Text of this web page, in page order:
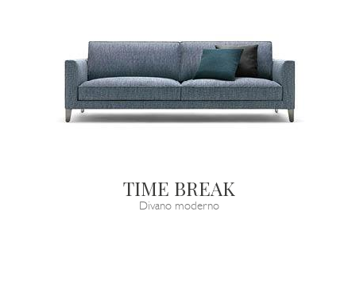
TIME BREAK
Divano moderno